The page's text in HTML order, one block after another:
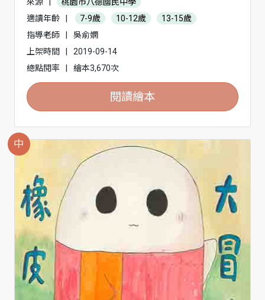
適讀年齡
7-9歲 10-12歲
13-15歲
指導老師
吳俞嫻
上架時間
2019-09-14
總點閱率
繪本3,670次
閱讀繪本
中